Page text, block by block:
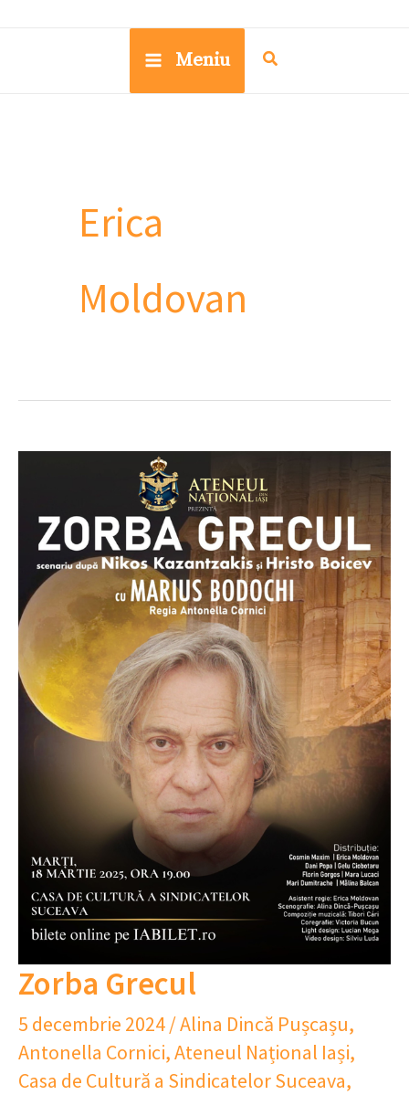
Meniu
Erica
Moldovan
Zorba Grecul
5 decembrie 2024/Alina Dincă Pușcașu,
Antonella Cornici,Ateneul Național Iași,
Casa de Cultură a Sindicatelor Suceava,